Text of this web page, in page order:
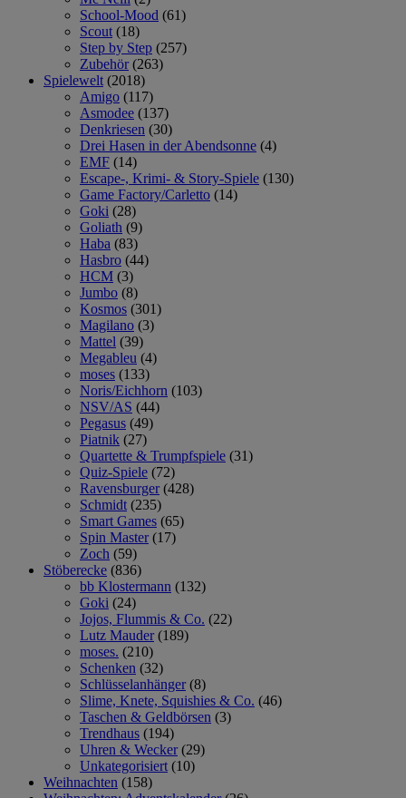
School-Mood (61)
Scout (18)
Step by Step (257)
Zubehör (263)
Spielewelt (2018)
Amigo (117)
Asmodee (137)
Denkriesen (30)
Drei Hasen in der Abendsonne (4)
EMF (14)
Escape-, Krimi- & Story-Spiele (130)
Game Factory/Carletto (14)
Goki (28)
Goliath (9)
Haba (83)
Hasbro (44)
HCM (3)
Jumbo (8)
Kosmos (301)
Magilano (3)
Mattel (39)
Megableu (4)
moses (133)
Noris/Eichhorn (103)
NSV/AS (44)
Pegasus (49)
Piatnik (27)
Quartette & Trumpfspiele (31)
Quiz-Spiele (72)
Ravensburger (428)
Schmidt (235)
Smart Games (65)
Spin Master (17)
Zoch (59)
Stöberecke (836)
bb Klostermann (132)
Goki (24)
Jojos, Flummis & Co. (22)
Lutz Mauder (189)
moses. (210)
Schenken (32)
Schlüsselanhänger (8)
Slime, Knete, Squishies & Co. (46)
Taschen & Geldbörsen (3)
Trendhaus (194)
Uhren & Wecker (29)
Unkategorisiert (10)
Weihnachten (158)